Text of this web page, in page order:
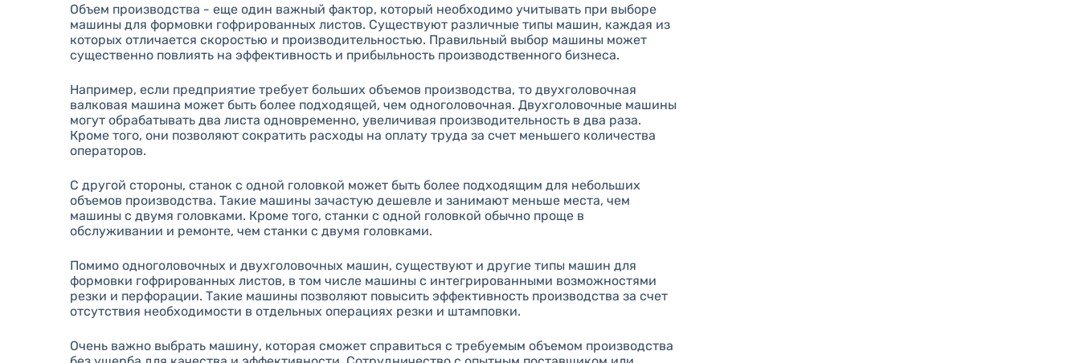
Объем производства - еще один важный фактор, который необходимо учитывать при выборе
машины для формовки гофрированных листов. Существуют различные типы машин, каждая из
которых отличается скоростью и производительностью. Правильный выбор машины может
существенно повлиять на эффективность и прибыльность производственного бизнеса.
Например, если предприятие требует больших объемов производства, то двухголовочная
валковая машина может быть более подходящей, чем одноголовочная. Двухголовочные машины
могут обрабатывать два листа одновременно, увеличивая производительность в два раза.
Кроме того, они позволяют сократить расходы на оплату труда за счет меньшего количества
операторов.
С другой стороны, станок с одной головкой может быть более подходящим для небольших
объемов производства. Такие машины зачастую дешевле и занимают меньше места, чем
машины с двумя головками. Кроме того, станки с одной головкой обычно проще в
обслуживании и ремонте, чем станки с двумя головками.
Помимо одноголовочных и двухголовочных машин, существуют и другие типы машин для
формовки гофрированных листов, в том числе машины с интегрированными возможностями
резки и перфорации. Такие машины позволяют повысить эффективность производства за счет
отсутствия необходимости в отдельных операциях резки и штамповки.
Очень важно выбрать машину, которая сможет справиться с требуемым объемом производства